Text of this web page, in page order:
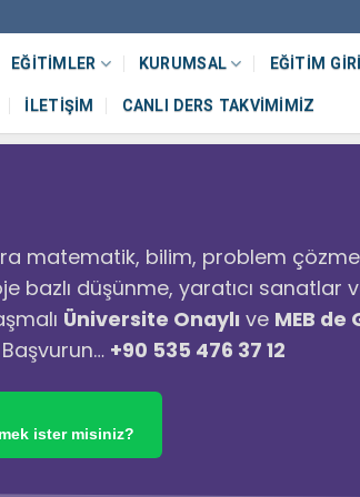
EĞITIMLER KURUMSAL EĞITIM
İLETIŞIM CANLI DERS TAKVIMIMIZ
matematik, bilim, problem
bazlı düşünme, yaratıcı sanatlar
Üniversite Onaylı ve MEB de
+90 535 476 37 12
ister misiniz?